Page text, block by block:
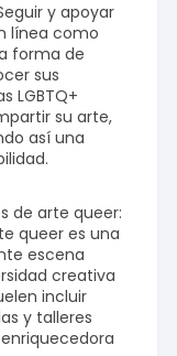
y apoyar
línea como
forma de
sus
LGBTQ+
su arte,
así una
de arte queer:
queer es una
escena
creativa
incluir
y talleres